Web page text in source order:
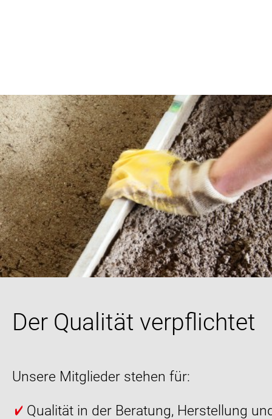
Der Qualität verpflichtet
Unsere Mitglieder stehen für:
Qualität in der Beratung, Herstellung